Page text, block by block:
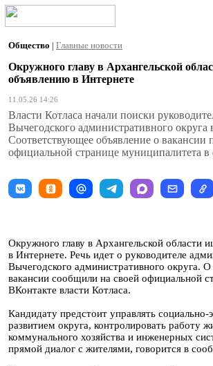
Общество | Главные новости
Окружного главу в Архангельской
объявлению в Интернете
11.05.26 14:26
Власти Котласа начали поиски
Вычегодского административного округа
Соответствующее объявление о вакансии
официальной странице муниципалитета в
Окружного главу в Архангельской области
в Интернете. Речь идет о руководителе
Вычегодского административного округа.
вакансии сообщили на своей официальной
ВКонтакте власти Котласа.
Кандидату предстоит управлять социально-
развитием округа, контролировать работу
коммунального хозяйства и инженерных
прямой диалог с жителями, говорится в